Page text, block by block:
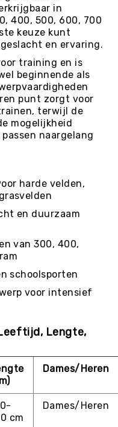
in
400, 500, 600, 700
keuze kunt
en ervaring.
training en is
beginnende als
punt zorgt voor
terwijl de
mogelijkheid
naargelang
harde velden,
en duurzaam
van 300, 400,
schoolsporten
voor intensief
Lengte,
Dames/Heren
cm
Dames/Heren